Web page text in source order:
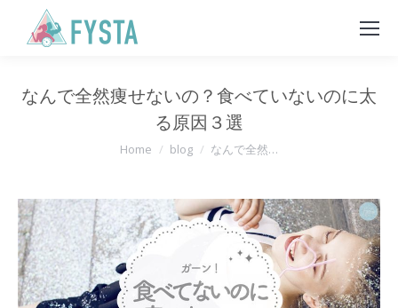
なんで全然痩せないの？食べていないのに太
る原因３選
You are here:
Home blog なんで全然…